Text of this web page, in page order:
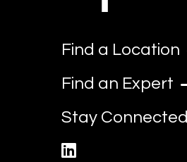
Find a Location
Find an Expert
Stay Connected